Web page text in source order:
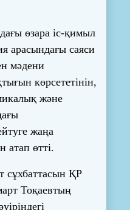
өзара іс-қимыл
арасындағы саяси
мәдени
көрсететінін,
және
жаңа
атап өтті.
сұхбаттасын ҚР
Тоқаевтың